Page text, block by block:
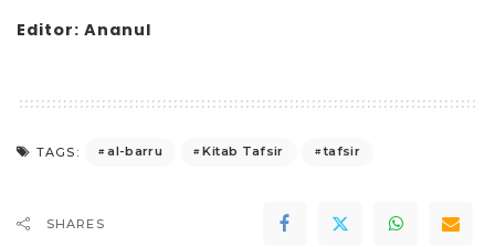
Editor: Ananul
TAGS: al-barru Kitab Tafsir tafsir
SHARES